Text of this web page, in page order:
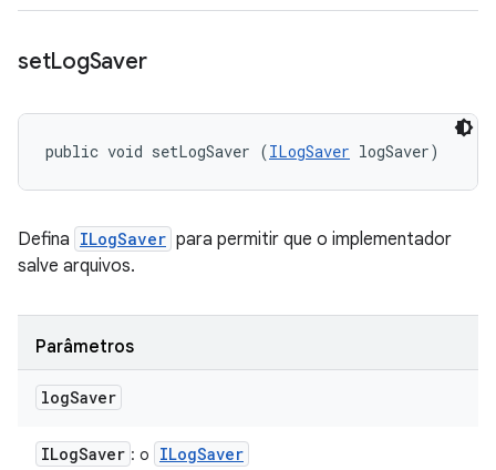
setLogSaver
public void setLogSaver (ILogSaver logSaver)
Defina ILogSaver para permitir que o implementador
salve arquivos.
Parâmetros
logSaver
ILogSaver : o ILogSaver